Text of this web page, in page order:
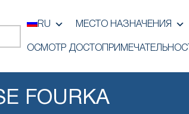
RU МЕСТО НАЗНАЧЕНИЯ
ОСМОТР
FOURKA